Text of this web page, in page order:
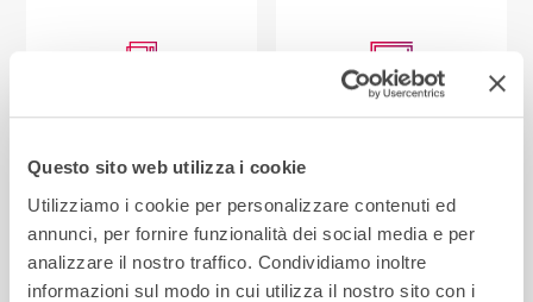
Questo sito web utilizza i cookie
Utilizziamo i cookie per personalizzare contenuti ed
annunci, per fornire funzionalità dei social media e per
analizzare il nostro traffico. Condividiamo inoltre
informazioni sul modo in cui utilizza il nostro sito con i
Distributori DPI computer